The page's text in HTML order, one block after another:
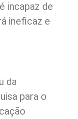
incapaz de
ineficaz e
da
para o